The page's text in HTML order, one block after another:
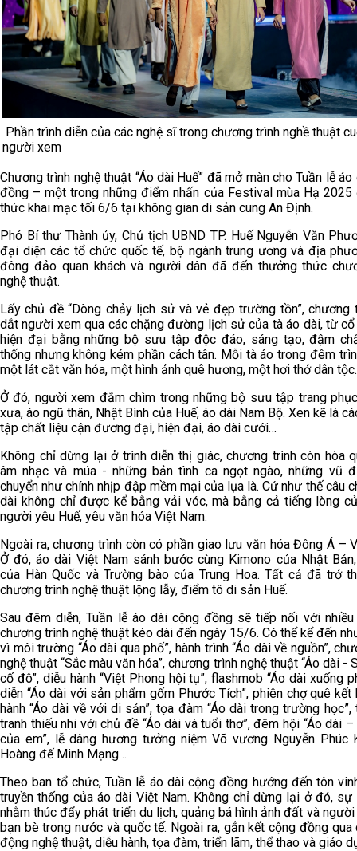
Phần trình diễn của các nghệ sĩ trong chương trình nghề thuật
người xem
Chương trình nghệ thuật “Áo dài Huế” đã mở màn cho Tuần lễ
đồng – một trong những điểm nhấn của Festival mùa Hạ 2025
thức khai mạc tối 6/6 tại không gian di sản cung An Định.
Phó Bí thư Thành ủy, Chủ tịch UBND TP. Huế Nguyễn Văn
đại diện các tổ chức quốc tế, bộ ngành trung ương và địa
đông đảo quan khách và người dân đã đến thưởng thức
nghệ thuật.
Lấy chủ đề “Dòng chảy lịch sử và vẻ đẹp trường tồn”, chương
dắt người xem qua các chặng đường lịch sử của tà áo dài, từ
hiện đại bằng những bộ sưu tập độc đáo, sáng tạo, đậm
thống nhưng không kém phần cách tân. Mỗi tà áo trong đêm
một lát cắt văn hóa, một hình ảnh quê hương, một hơi thở dân tộc.
Ở đó, người xem đắm chìm trong những bộ sưu tập trang
xưa, áo ngũ thân, Nhật Bình của Huế, áo dài Nam Bộ. Xen kẽ là
tập chất liệu cận đương đại, hiện đại, áo dài cưới…
Không chỉ dừng lại ở trình diễn thị giác, chương trình còn hòa
âm nhạc và múa - những bản tình ca ngọt ngào, những vũ
chuyển như chính nhịp đập mềm mại của lụa là. Cứ như thế câu
dài không chỉ được kể bằng vải vóc, mà bằng cả tiếng lòng
người yêu Huế, yêu văn hóa Việt Nam.
Ngoài ra, chương trình còn có phần giao lưu văn hóa Đông Á –
Ở đó, áo dài Việt Nam sánh bước cùng Kimono của Nhật
của Hàn Quốc và Trường bào của Trung Hoa. Tất cả đã trở
chương trình nghệ thuật lộng lẫy, điểm tô di sản Huế.
Sau đêm diễn, Tuần lễ áo dài cộng đồng sẽ tiếp nối với
chương trình nghệ thuật kéo dài đến ngày 15/6. Có thể kể đến
vì môi trường “Áo dài qua phố”, hành trình “Áo dài về nguồn”,
nghệ thuật “Sắc màu văn hóa”, chương trình nghệ thuật “Áo dài -
cố đô”, diễu hành “Việt Phong hội tụ”, flashmob “Áo dài xuống
diễn “Áo dài với sản phẩm gốm Phước Tích”, phiên chợ quê kết
hành “Áo dài về với di sản”, tọa đàm “Áo dài trong trường học”,
tranh thiếu nhi với chủ đề “Áo dài và tuổi thơ”, đêm hội “Áo dài
của em”, lễ dâng hương tưởng niệm Võ vương Nguyễn Phúc
Hoàng đế Minh Mạng…
Theo ban tổ chức, Tuần lễ áo dài cộng đồng hướng đến tôn
truyền thống của áo dài Việt Nam. Không chỉ dừng lại ở đó, sự
nhằm thúc đẩy phát triển du lịch, quảng bá hình ảnh đất và người
bạn bè trong nước và quốc tế. Ngoài ra, gắn kết cộng đồng qua
động nghệ thuật, diễu hành, tọa đàm, triển lãm, thể thao và giáo